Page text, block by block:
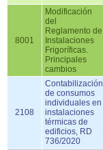
8001
Modificación
del
Reglamento de
Instalaciones
Frigoríficas.
Principales
cambios
2108
Contabilización
de consumos
individuales en
instalaciones
térmicas de
edificios, RD
736/2020